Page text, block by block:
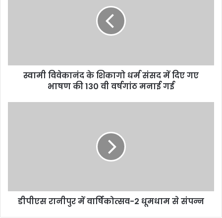
स्वामी विवेकानंद के शिकागो धर्म संसद में दिए गए
भाषण की 130 वी वर्षगांठ मनाई गई
डीपीएस रानीपुर में वार्षिकोत्सव-2 धूमधाम से संपन्न